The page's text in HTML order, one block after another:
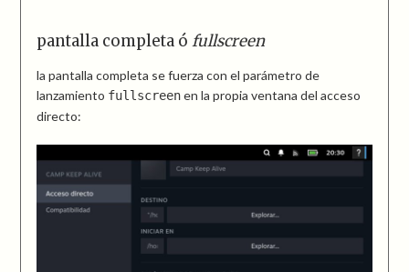
pantalla completa ó fullscreen
la pantalla completa se fuerza con el parámetro de
lanzamiento fullscreenen la propia ventana del acceso
directo: